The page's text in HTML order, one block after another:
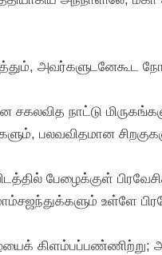
அவர்களுடனேகூட
நாட்டு
பலவவிதமான
பேழைக்குள்
உள்ளே
கிளம்பப்பண்ணிற்று;